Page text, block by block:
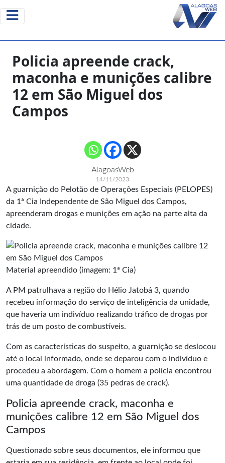
Policia apreende crack,
maconha e munições calibre
12 em São Miguel dos
Campos
AlagoasWeb
14/11/2023
A guarnição do Pelotão de Operações Especiais (PELOPES)
da 1ª Cia Independente de São Miguel dos Campos,
apreenderam drogas e munições em ação na parte alta da
cidade.
Material apreendido (imagem: 1ª Cia)
A PM patrulhava a região do Hélio Jatobá 3, quando
recebeu informação do serviço de inteligência da unidade,
que haveria um indivíduo realizando tráfico de drogas por
trás de um posto de combustíveis.
Com as características do suspeito, a guarnição se deslocou
até o local informado, onde se deparou com o indivíduo e
procedeu a abordagem. Com o homem a polícia encontrou
uma quantidade de droga (35 pedras de crack).
Policia apreende crack, maconha e
munições calibre 12 em São Miguel dos
Campos
Questionado sobre seus documentos, ele informou que